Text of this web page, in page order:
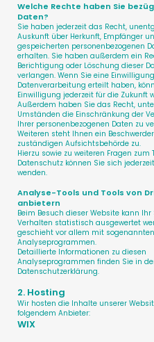
Welche Rechte haben Sie
Daten?
Sie haben jederzeit das Recht,
Auskunft über Herkunft, Empfänger
gespeicherten personenbezogenen
erhalten. Sie haben außerdem ein
Berichtigung oder Löschung dieser
verlangen. Wenn Sie eine
Datenverarbeitung erteilt haben,
Einwilligung jederzeit für die Zukunft
Außerdem haben Sie das Recht,
Umständen die Einschränkung der
Ihrer personenbezogenen Daten zu
Weiteren steht Ihnen ein
zuständigen Aufsichtsbehörde zu.
Hierzu sowie zu weiteren Fragen zum
Datenschutz können Sie sich
wenden.
Analyse-Tools und Tools von
anbietern
Beim Besuch dieser Website kann Ihr
Verhalten statistisch ausgewertet
geschieht vor allem mit sogenannten
Analyseprogrammen.
Detaillierte Informationen zu diesen
Analyseprogrammen finden Sie in
Datenschutzerklärung.
2. Hosting
Wir hosten die Inhalte unserer
folgendem Anbieter:
WIX